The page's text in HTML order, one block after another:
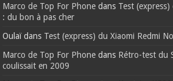
Marco de Top For Phone dans Test
: du bon à pas cher
Oulaïdans Test (express) du Xiaomi Redmi
Marco de Top For Phone dans Rétro-test du
coulissait en 2009